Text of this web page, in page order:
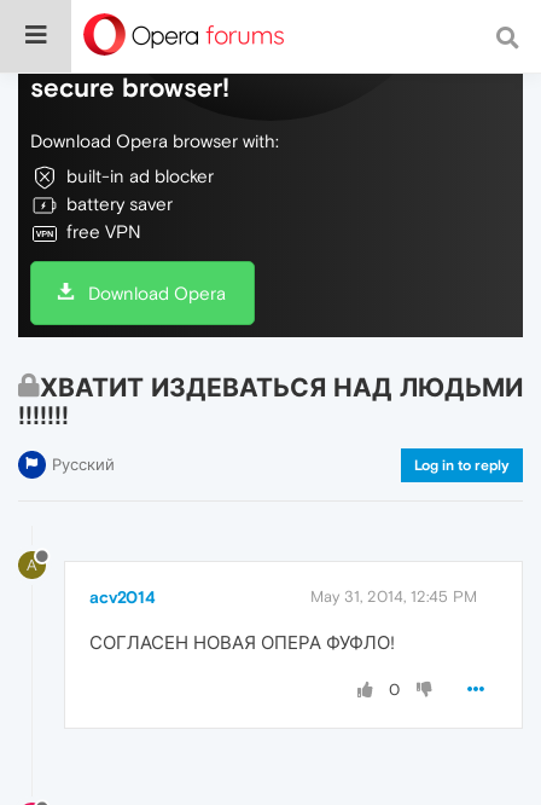
Do more on the web, with a fast and
secure browser!
Download Opera browser with:
built-in ad blocker
battery saver
free VPN
Download Opera
ХВАТИТ ИЗДЕВАТЬСЯ НАД ЛЮДЬМИ
!!!!!!!
Русский Log in to reply
A
acv2014 May 31, 2014, 12:45 PM
СОГЛАСЕН НОВАЯ ОПЕРА ФУФЛО!
0